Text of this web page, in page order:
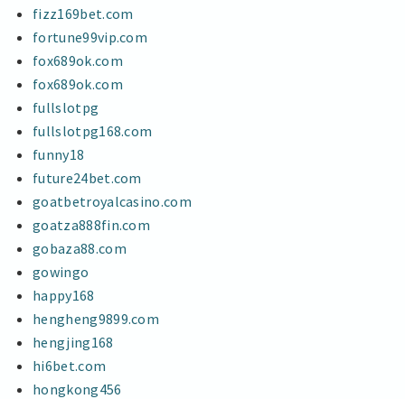
fizz169bet.com
fortune99vip.com
fox689ok.com
fox689ok.com
fullslotpg
fullslotpg168.com
funny18
future24bet.com
goatbetroyalcasino.com
goatza888fin.com
gobaza88.com
gowingo
happy168
hengheng9899.com
hengjing168
hi6bet.com
hongkong456